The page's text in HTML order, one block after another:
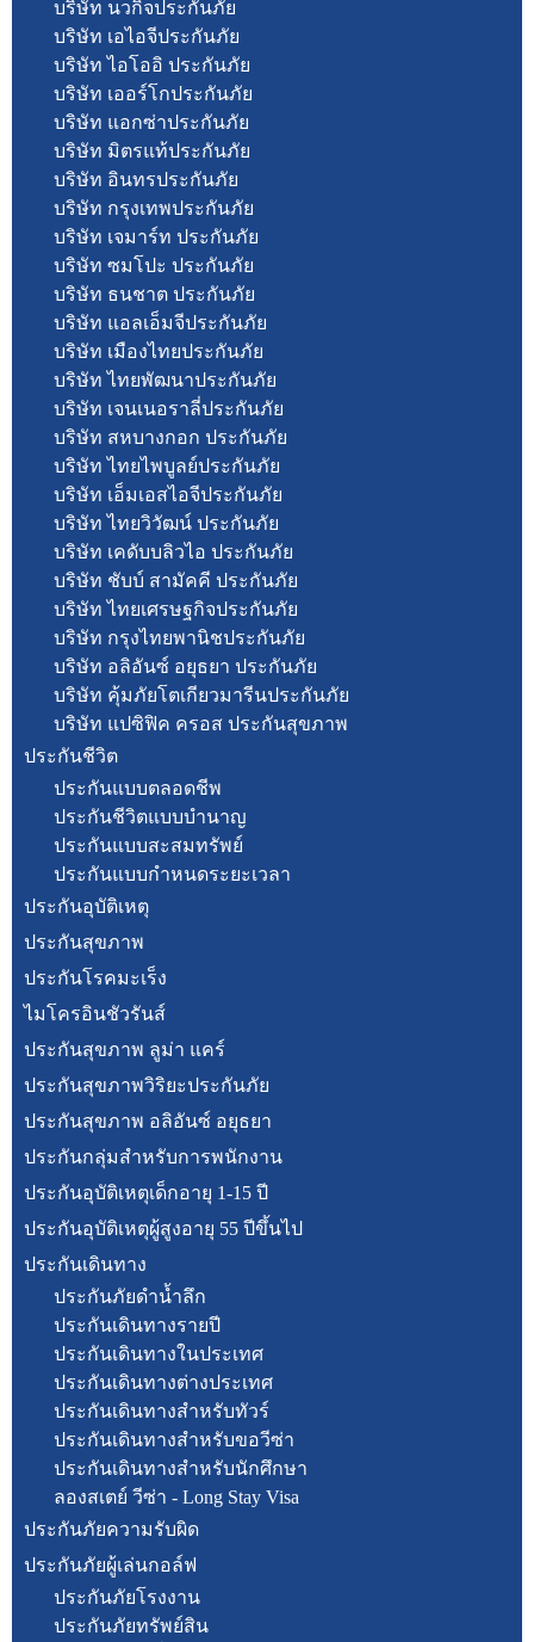
บริษัท นวกิจประกันภัย
บริษัท เอไอจีประกันภัย
บริษัท ไอโออิ ประกันภัย
บริษัท เออร์โกประกันภัย
บริษัท แอกซ่าประกันภัย
บริษัท มิตรแท้ประกันภัย
บริษัท อินทรประกันภัย
บริษัท กรุงเทพประกันภัย
บริษัท เจมาร์ท ประกันภัย
บริษัท ซมโปะ ประกันภัย
บริษัท ธนชาต ประกันภัย
บริษัท แอลเอ็มจีประกันภัย
บริษัท เมืองไทยประกันภัย
บริษัท ไทยพัฒนาประกันภัย
บริษัท เจนเนอราลี่ประกันภัย
บริษัท สหบางกอก ประกันภัย
บริษัท ไทยไพบูลย์ประกันภัย
บริษัท เอ็มเอสไอจีประกันภัย
บริษัท ไทยวิวัฒน์ ประกันภัย
บริษัท เคดับบลิวไอ ประกันภัย
บริษัท ชับบ์ สามัคคี ประกันภัย
บริษัท ไทยเศรษฐกิจประกันภัย
บริษัท กรุงไทยพานิชประกันภัย
บริษัท อลิอันซ์ อยุธยา ประกันภัย
บริษัท คุ้มภัยโตเกียวมารีนประกันภัย
บริษัท แปซิฟิค ครอส ประกันสุขภาพ
ประกันชีวิต
ประกันแบบตลอดชีพ
ประกันชีวิตแบบบำนาญ
ประกันแบบสะสมทรัพย์
ประกันแบบกำหนดระยะเวลา
ประกันอุบัติเหตุ
ประกันสุขภาพ
ประกันโรคมะเร็ง
ไมโครอินชัวรันส์
ประกันสุขภาพ ลูม่า แคร์
ประกันสุขภาพวิริยะประกันภัย
ประกันสุขภาพ อลิอันซ์ อยุธยา
ประกันกลุ่มสำหรับการพนักงาน
ประกันอุบัติเหตุเด็กอายุ 1-15 ปี
ประกันอุบัติเหตุผู้สูงอายุ 55 ปีขึ้นไป
ประกันเดินทาง
ประกันภัยดำน้ำลึก
ประกันเดินทางรายปี
ประกันเดินทางในประเทศ
ประกันเดินทางต่างประเทศ
ประกันเดินทางสำหรับทัวร์
ประกันเดินทางสำหรับขอวีซ่า
ประกันเดินทางสำหรับนักศึกษา
ลองสเตย์ วีซ่า - Long Stay Visa
ประกันภัยความรับผิด
ประกันภัยผู้เล่นกอล์ฟ
ประกันภัยโรงงาน
ประกันภัยทรัพย์สิน